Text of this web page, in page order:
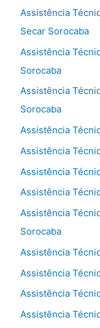
Assistência
Secar Sorocaba
Assistência
Sorocaba
Assistência
Sorocaba
Assistência
Assistência
Assistência
Assistência
Assistência
Sorocaba
Assistência
Assistência
Assistência
Assistência